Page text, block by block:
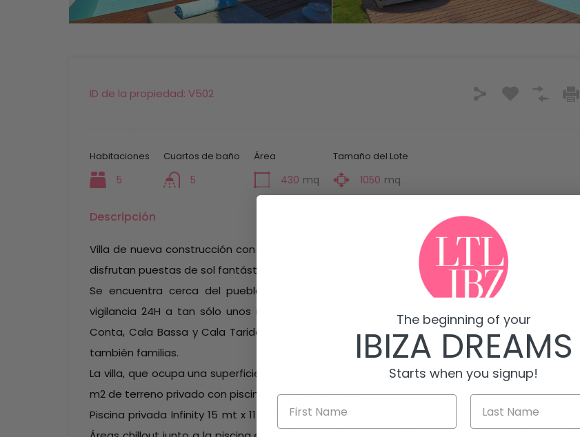
ID de la propiedad: V502
Habitaciones
5
Cuartos de baño
5
Área
430 mq
Tamaño del Lote
1050 mq
Descripción
Villa de nueva construcción con vistas al mar con exposición al oeste, por lo que desde ella se
disfrutan puestas de sol fantásticas.
Se encuentra cerca del pueblo de San José, en un conjunto residencial con seguridad y
vigilancia 24H a tan sólo unos minutos en coche de las playas más bonitas de la isla: Cala
Conta, Cala Bassa y Cala Tarida, todas ellas dotadas de beach clubs de moda, ideales para
también familias.
La villa, que ocupa una superficie construida de 430 metros cuadrados, está rodeada por 1.050
m2 de terreno privado con piscina prados y plantas.
Piscina privada Infinity 15 mt x 11 mt con sal y luces led que cambian de color y ducha exterior.
The beginning of your
IBIZA DREAMS
Starts when you signup!